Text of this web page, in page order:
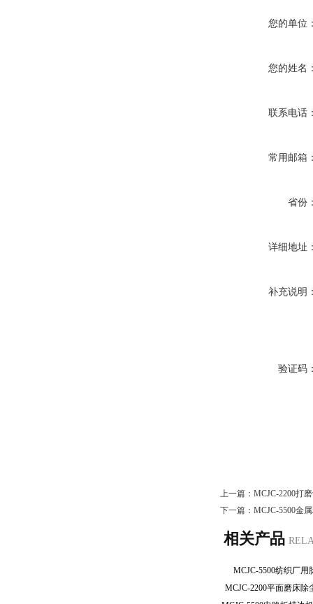
您的单位
您的姓名
联系电话
常用邮箱
省份
详细地址
补充说明
验证码
上一篇： MCJC-2200打
下一篇： MCJC-5500金
相关产品
MCJC-5500纺织厂
MCJC-2200平面磨床